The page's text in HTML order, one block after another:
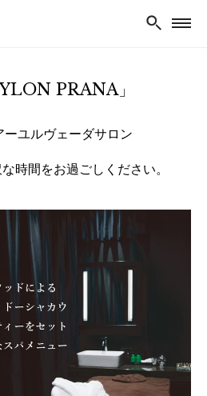
PRANA」
ーユルヴェーダサロン
時間をお過ごしください。